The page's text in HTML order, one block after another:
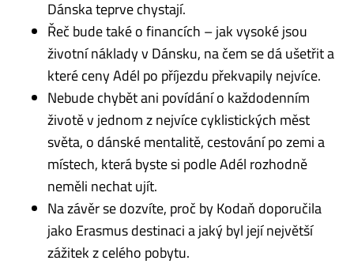
Dánska teprve chystají.
Řeč bude také o financích – jak vysoké jsou
životní náklady v Dánsku, na čem se dá ušetřit a
které ceny Adél po příjezdu překvapily nejvíce.
Nebude chybět ani povídání o každodenním
životě v jednom z nejvíce cyklistických měst
světa, o dánské mentalitě, cestování po zemi a
místech, která byste si podle Adél rozhodně
neměli nechat ujít.
Na závěr se dozvíte, proč by Kodaň doporučila
jako Erasmus destinaci a jaký byl její největší
zážitek z celého pobytu.